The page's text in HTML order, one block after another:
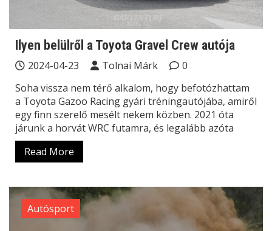
Ilyen belülről a Toyota Gravel Crew autója
2024-04-23 Tolnai Márk
0
Soha vissza nem térő alkalom, hogy befotózhattam
a Toyota Gazoo Racing gyári tréningautójába, amiről
egy finn szerelő mesélt nekem közben. 2021 óta
járunk a horvát WRC futamra, és legalább azóta
Read More
Autósport